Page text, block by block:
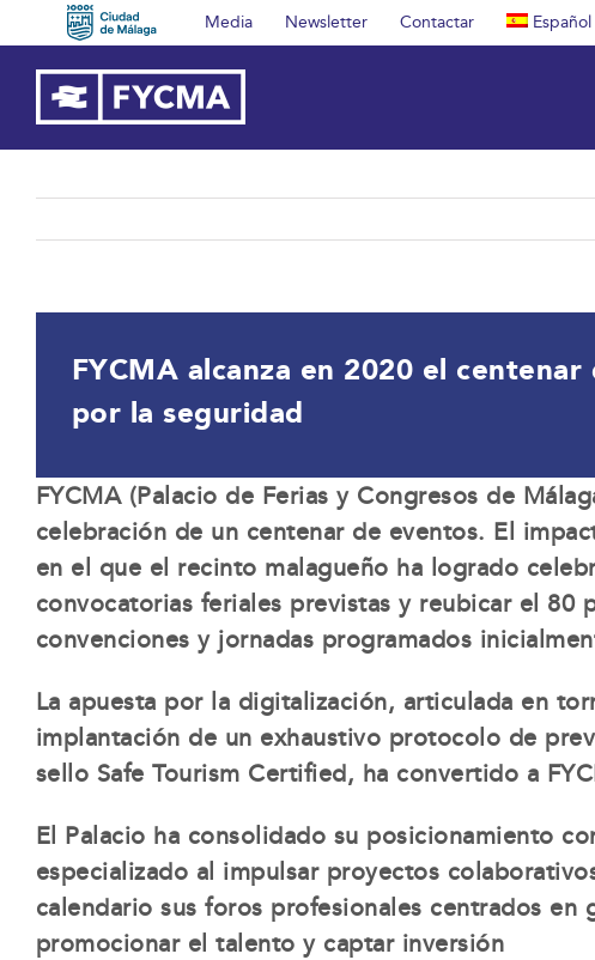
al
contenido
Media Newsletter Contactar Español
FYCMA alcanza en 2020 el
por la seguridad
FYCMA (Palacio de Ferias y Congresos de
celebración de un centenar de eventos. El
en el que el recinto malagueño ha logrado
convocatorias feriales previstas y reubicar el 80
convenciones y jornadas programados
La apuesta por la digitalización, articulada en
implantación de un exhaustivo protocolo de
sello Safe Tourism Certified, ha convertido a
El Palacio ha consolidado su posicionamiento
especializado al impulsar proyectos
calendario sus foros profesionales centrados en
promocionar el talento y captar inversión